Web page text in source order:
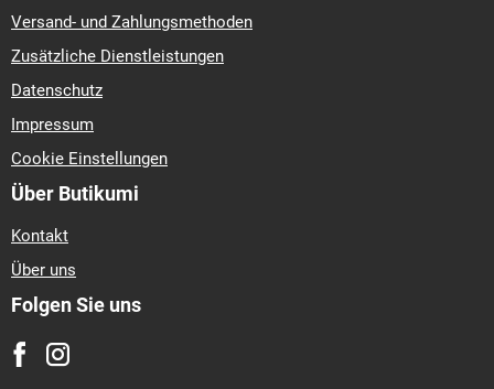
Versand- und Zahlungsmethoden
Zusätzliche Dienstleistungen
Datenschutz
Impressum
Cookie Einstellungen
Über Butikumi
Kontakt
Über uns
Folgen Sie uns